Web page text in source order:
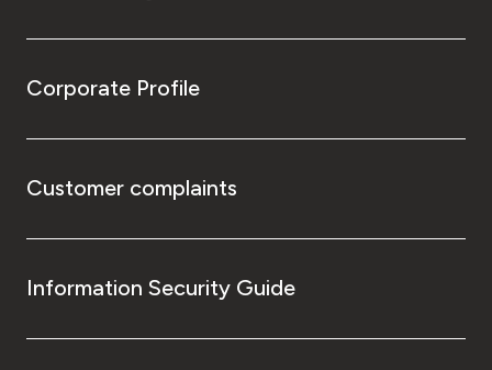
Corporate Profile
Customer complaints
Information Security Guide